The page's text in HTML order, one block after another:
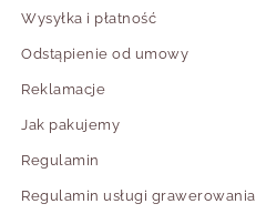
Wysyłka i płatność
Odstąpienie od umowy
Reklamacje
Jak pakujemy
Regulamin
Regulamin usługi grawerowania